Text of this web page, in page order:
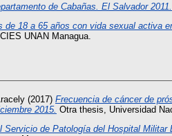
de Cabañas. El Salvador 2011.
18 a 65 años con vida sexual activa
UNAN Managua.
(2017) Frecuencia de cáncer de
2015. Otra thesis, Universidad
de Patología del Hospital